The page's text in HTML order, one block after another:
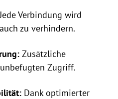
Verbindung wird
zu verhindern.
Zusätzliche
Zugriff.
Dank optimierter